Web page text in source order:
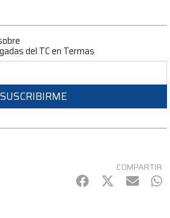
del TC en Termas
SUSCRIBIRME
COMPARTIR
Facebook
Twitter
mail